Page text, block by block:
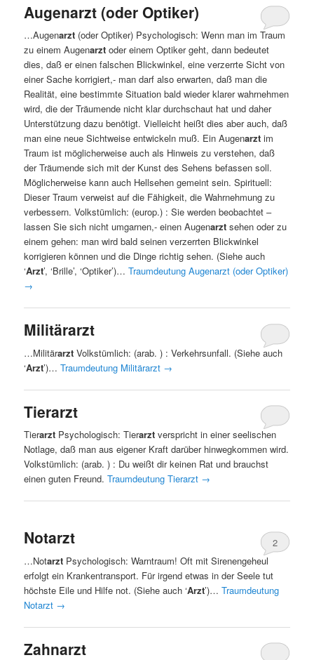
Augenarzt (oder Optiker)
…Augenarzt (oder Optiker) Psychologisch: Wenn man im Traum
zu einem Augenarzt oder einem Optiker geht, dann bedeutet
dies, daß er einen falschen Blickwinkel, eine verzerrte Sicht von
einer Sache korrigiert,- man darf also erwarten, daß man die
Realität, eine bestimmte Situation bald wieder klarer wahrnehmen
wird, die der Träumende nicht klar durchschaut hat und daher
Unterstützung dazu benötigt. Vielleicht heißt dies aber auch, daß
man eine neue Sichtweise entwickeln muß. Ein Augenarzt im
Traum ist möglicherweise auch als Hinweis zu verstehen, daß
der Träumende sich mit der Kunst des Sehens befassen soll.
Möglicherweise kann auch Hellsehen gemeint sein. Spirituell:
Dieser Traum verweist auf die Fähigkeit, die Wahrnehmung zu
verbessern. Volkstümlich: (europ.) : Sie werden beobachtet –
lassen Sie sich nicht umgarnen,- einen Augenarzt sehen oder zu
einem gehen: man wird bald seinen verzerrten Blickwinkel
korrigieren können und die Dinge richtig sehen. (Siehe auch
‘Arzt’, ‘Brille’, ‘Optiker’)…Traumdeutung Augenarzt (oder Optiker)
→
Militärarzt
…Militärarzt Volkstümlich: (arab. ) : Verkehrsunfall. (Siehe auch
‘Arzt’)…Traumdeutung Militärarzt →
Tierarzt
Tierarzt Psychologisch: Tierarzt verspricht in einer seelischen
Notlage, daß man aus eigener Kraft darüber hinwegkommen wird.
Volkstümlich: (arab. ) : Du weißt dir keinen Rat und brauchst
einen guten Freund.Traumdeutung Tierarzt →
Notarzt
2
…Notarzt Psychologisch: Warntraum! Oft mit Sirenengeheul
erfolgt ein Krankentransport. Für irgend etwas in der Seele tut
höchste Eile und Hilfe not. (Siehe auch ‘Arzt’)…Traumdeutung
Notarzt →
Zahnarzt